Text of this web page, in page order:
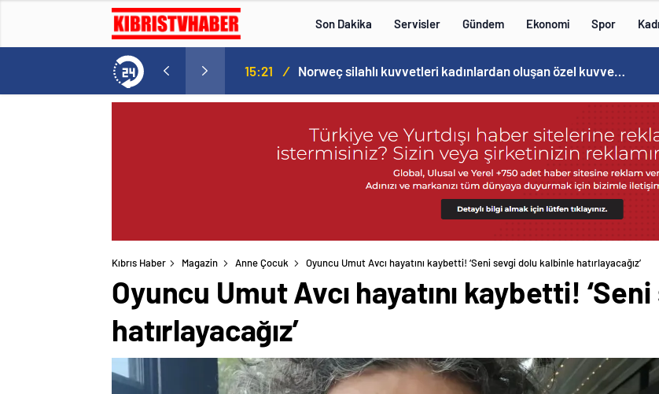
Son Dakika Servisler Gündem Ekonomi Spor
Tam 5 futbolcu…. 15:21 / Norweç silahlı kuvvetleri kadınlardan oluşan özel kuvvetler eğitimlerini başlattı.
Kıbrıs Haber Magazin Anne Çocuk Oyuncu Umut Avcı hayatını kaybetti! ‘Seni sevgi dolu kalbinle hatırlayacağız’
Oyuncu Umut Avcı hayatını kaybetti!
hatırlayacağız’